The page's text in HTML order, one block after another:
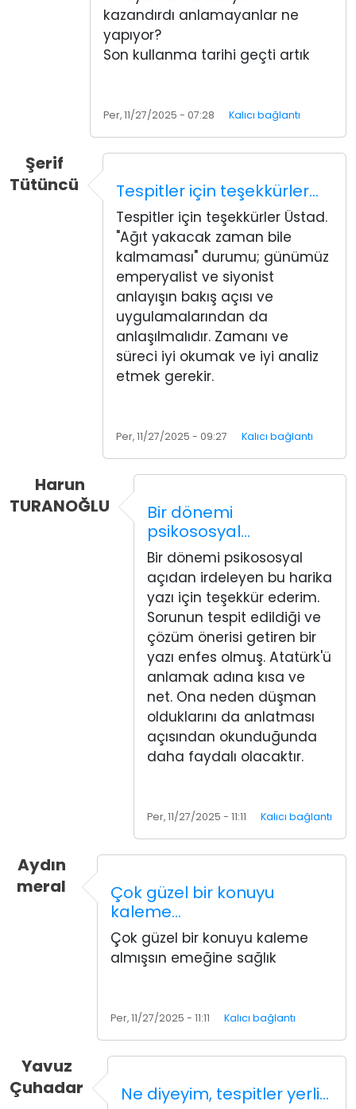
kazandırdı anlamayanlar ne
yapıyor?
Son kullanma tarihi geçti artık
Per, 11/27/2025 - 07:28 Kalıcı bağlantı
Şerif
Tütüncü
Tespitler için teşekkürler…
Tespitler için teşekkürler Üstad.
"Ağıt yakacak zaman bile
kalmaması" durumu; günümüz
emperyalist ve siyonist
anlayışın bakış açısı ve
uygulamalarından da
anlaşılmalıdır. Zamanı ve
süreci iyi okumak ve iyi analiz
etmek gerekir.
Per, 11/27/2025 - 09:27 Kalıcı bağlantı
Harun
TURANOĞLU
Bir dönemi
psikososyal…
Bir dönemi psikososyal
açıdan irdeleyen bu harika
yazı için teşekkür ederim.
Sorunun tespit edildiği ve
çözüm önerisi getiren bir
yazı enfes olmuş. Atatürk'ü
anlamak adına kısa ve
net. Ona neden düşman
olduklarını da anlatması
açısından okunduğunda
daha faydalı olacaktır.
Per, 11/27/2025 - 11:11 Kalıcı bağlantı
Aydın
meral
Çok güzel bir konuyu
kaleme…
Çok güzel bir konuyu kaleme
almışsın emeğine sağlık
Per, 11/27/2025 - 11:11 Kalıcı bağlantı
Yavuz
Çuhadar
Ne diyeyim, tespitler yerli…